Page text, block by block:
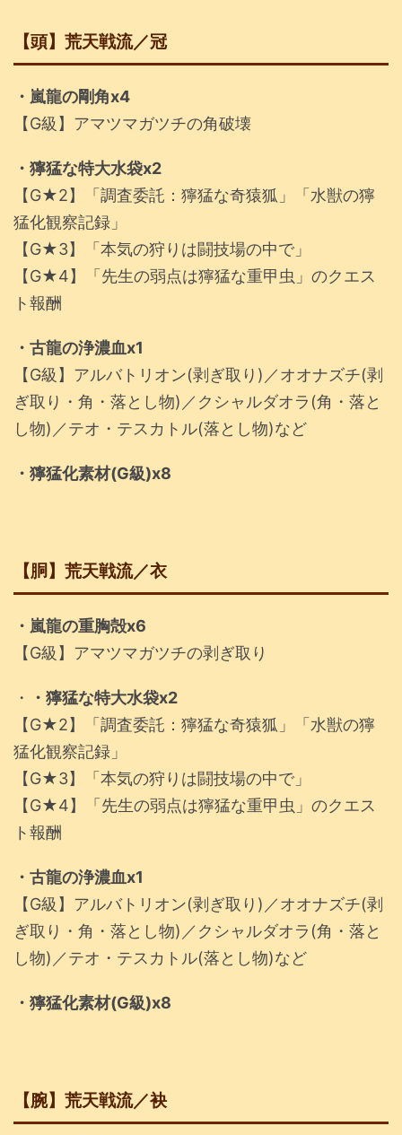
【頭】荒天戦流／冠
・嵐龍の剛角x4
【G級】アマツマガツチの角破壊
・獰猛な特大水袋x2
【G★2】「調査委託：獰猛な奇猿狐」「水獣の獰
猛化観察記録」
【G★3】「本気の狩りは闘技場の中で」
【G★4】「先生の弱点は獰猛な重甲虫」のクエス
ト報酬
・古龍の浄濃血x1
【G級】アルバトリオン(剥ぎ取り)／オオナズチ(剥
ぎ取り・角・落とし物)／クシャルダオラ(角・落と
し物)／テオ・テスカトル(落とし物)など
・獰猛化素材(G級)x8
【胴】荒天戦流／衣
・嵐龍の重胸殻x6
【G級】アマツマガツチの剥ぎ取り
・
・獰猛な特大水袋x2
【G★2】「調査委託：獰猛な奇猿狐」「水獣の獰
猛化観察記録」
【G★3】「本気の狩りは闘技場の中で」
【G★4】「先生の弱点は獰猛な重甲虫」のクエス
ト報酬
・古龍の浄濃血x1
【G級】アルバトリオン(剥ぎ取り)／オオナズチ(剥
ぎ取り・角・落とし物)／クシャルダオラ(角・落と
し物)／テオ・テスカトル(落とし物)など
・獰猛化素材(G級)x8
【腕】荒天戦流／袂